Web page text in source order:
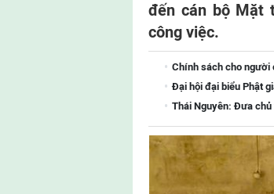
đến cán bộ Mặt
công việc.
Chính sách cho người
Đại hội đại biểu Phật
Thái Nguyên: Đưa